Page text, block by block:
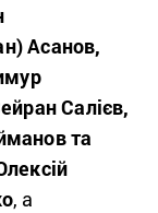
Асанов,
Салієв,
та
, а